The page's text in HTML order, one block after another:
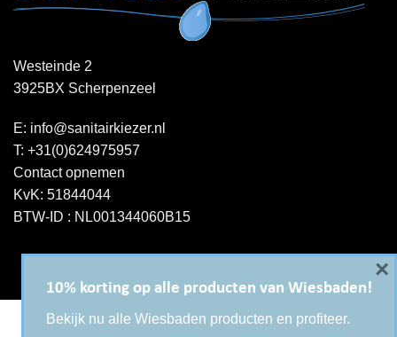
Westeinde 2
3925BX Scherpenzeel
E: info@sanitairkiezer.nl
T: +31(0)624975957
Contact opnemen
KvK: 51844044
BTW-ID : NL001344060B15
Copyright 2026 © Sanitairkiezer.nl|WordPress onderhoud
10% korting op alle producten van Wiesbaden!
Bekijk nu alle Wiesbaden producten en profiteer.
×